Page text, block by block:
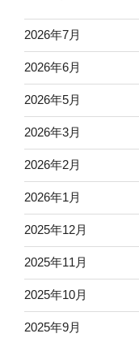
2026年7月
2026年6月
2026年5月
2026年3月
2026年2月
2026年1月
2025年12月
2025年11月
2025年10月
2025年9月